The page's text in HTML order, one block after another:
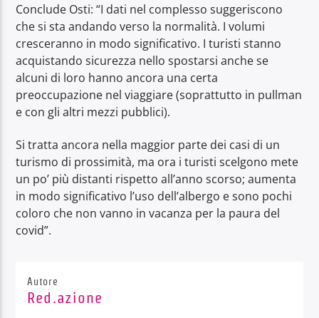
Conclude Osti: “I dati nel complesso suggeriscono
che si sta andando verso la normalità. I volumi
cresceranno in modo significativo. I turisti stanno
acquistando sicurezza nello spostarsi anche se
alcuni di loro hanno ancora una certa
preoccupazione nel viaggiare (soprattutto in pullman
e con gli altri mezzi pubblici).
Si tratta ancora nella maggior parte dei casi di un
turismo di prossimità, ma ora i turisti scelgono mete
un po’ più distanti rispetto all’anno scorso; aumenta
in modo significativo l’uso dell’albergo e sono pochi
coloro che non vanno in vacanza per la paura del
covid”.
Autore
Red.azione